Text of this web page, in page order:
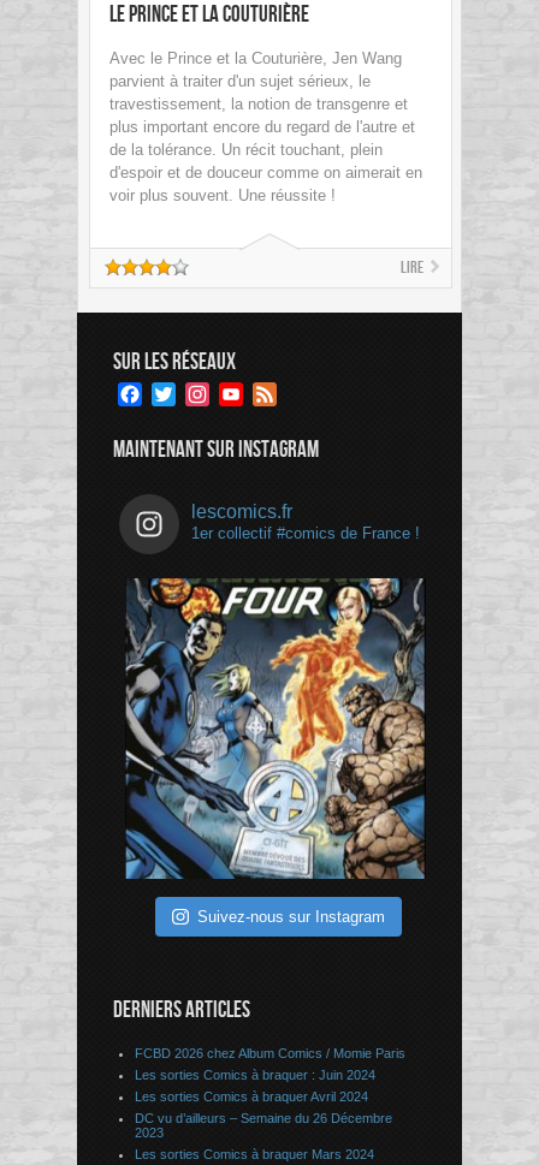
Le Prince et la Couturière
Avec le Prince et la Couturière, Jen Wang
parvient à traiter d'un sujet sérieux, le
travestissement, la notion de transgenre et
plus important encore du regard de l'autre et
de la tolérance. Un récit touchant, plein
d'espoir et de douceur comme on aimerait en
voir plus souvent. Une réussite !
Lire
SUR LES RÉSEAUX
Facebook
TwitterInstagramYouTube
MAINTENANT SUR INSTAGRAM
lescomics.fr
1er collectif #comics de France !
Suivez-nous sur Instagram
DERNIERS ARTICLES
FCBD 2026 chez Album Comics / Momie Paris
Les sorties Comics à braquer : Juin 2024
Les sorties Comics à braquer Avril 2024
DC vu d’ailleurs – Semaine du 26 Décembre
2023
Les sorties Comics à braquer Mars 2024